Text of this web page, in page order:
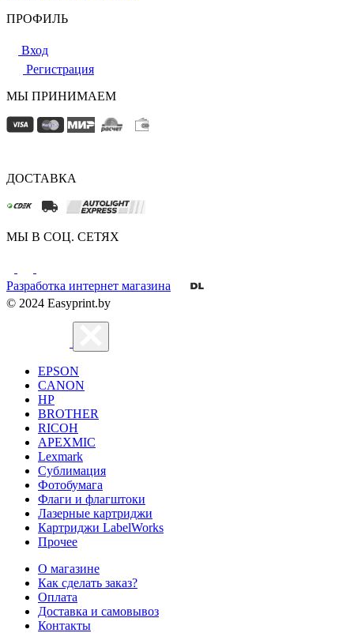
ПРОФИЛЬ
Вход
Регистрация
МЫ ПРИНИМАЕМ
ДОСТАВКА
МЫ В СОЦ. СЕТЯХ
Разработка интернет магазина
© 2024 Easyprint.by
EPSON
CANON
HP
BROTHER
RICOH
APEXMIC
Lexmark
Сублимация
Фотобумага
Флаги и флагштоки
Лазерные картриджи
Картриджи LabelWorks
Прочее
О магазине
Как сделать заказ?
Оплата
Доставка и самовывоз
Контакты